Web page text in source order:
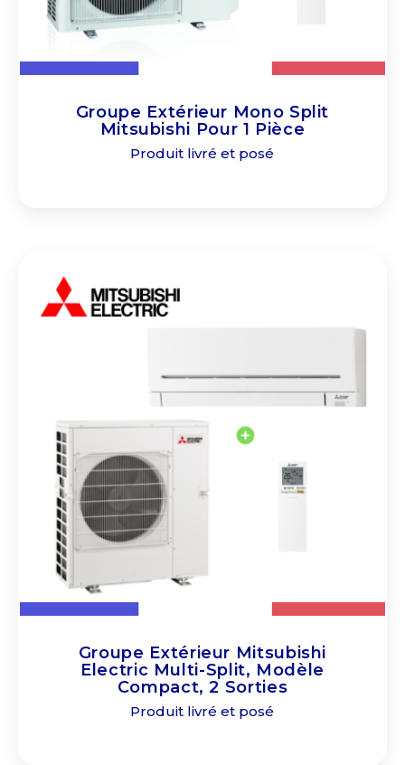
Groupe Extérieur Mono Split
Mitsubishi Pour 1 Pièce
Produit livré et posé
Groupe Extérieur Mitsubishi
Electric Multi-Split, Modèle
Compact, 2 Sorties
Produit livré et posé